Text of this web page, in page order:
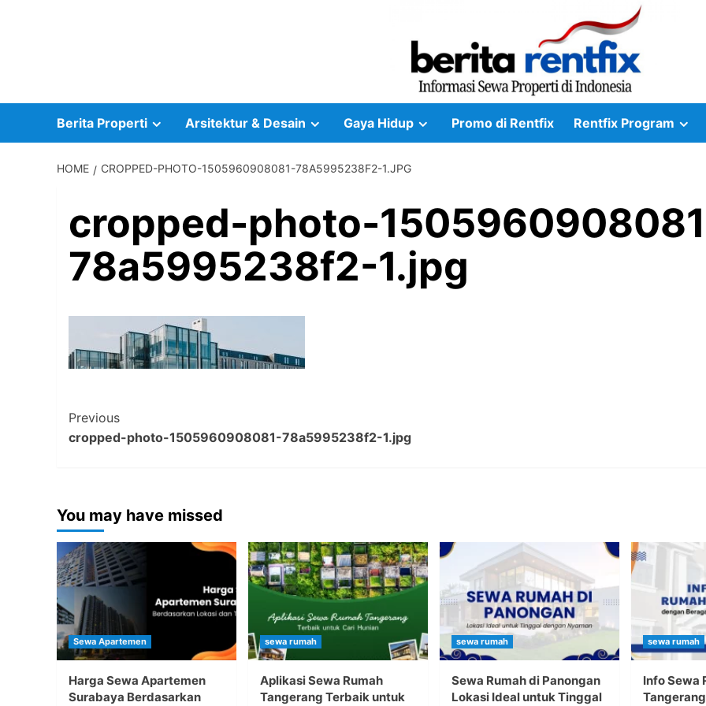
Berita Properti Arsitektur & Desain Gaya Hidup Promo di Rentfix Rentfix Program
HOME CROPPED-PHOTO-1505960908081-78A5995238F2-1.JPG
cropped-photo-
78a5995238f2-1.jpg
Post
Navigation
Previous
cropped-photo-1505960908081-78a5995238f2-1.jpg
You may have missed
Sewa Apartemen
Harga Sewa Apartemen
Surabaya Berdasarkan
sewa rumah
Aplikasi Sewa Rumah
Tangerang Terbaik untuk
sewa rumah
Sewa Rumah di Panongan
Lokasi Ideal untuk Tinggal
sewa rumah
Info Sewa